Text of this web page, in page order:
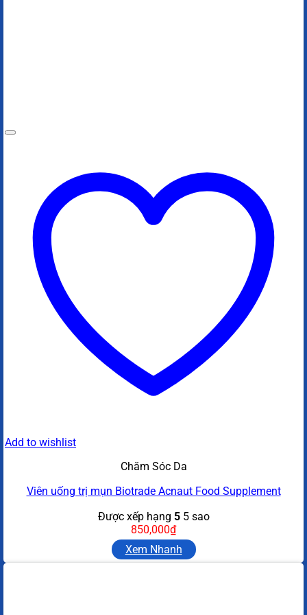
Add to wishlist
Chăm Sóc Da
Viên uống trị mụn Biotrade Acnaut Food Supplement
Được xếp hạng 55 sao
850,000₫
Xem Nhanh